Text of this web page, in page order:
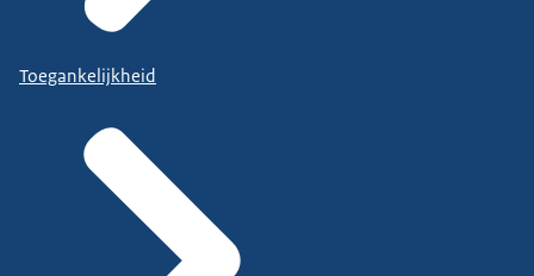
Toegankelijkheid